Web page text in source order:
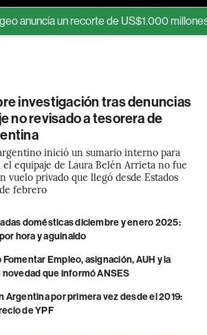
recorte de US$1.000 millones para
investigación tras denuncias
no revisado a tesorera de
inició un sumario interno para
equipaje de Laura Belén Arrieta no fue
vuelo privado que llegó desde Estados
febrero
domésticas diciembre y enero 2025:
hora y aguinaldo
Empleo, asignación, AUH y la
que informó ANSES
Argentina por primera vez desde el 2019:
de YPF